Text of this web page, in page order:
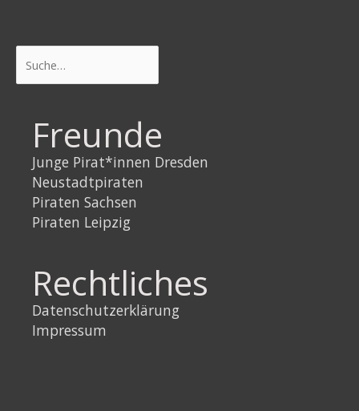
Freunde
Junge Pirat*innen Dresden
Neustadtpiraten
Piraten Sachsen
Piraten Leipzig
Rechtliches
Datenschutzerklärung
Impressum